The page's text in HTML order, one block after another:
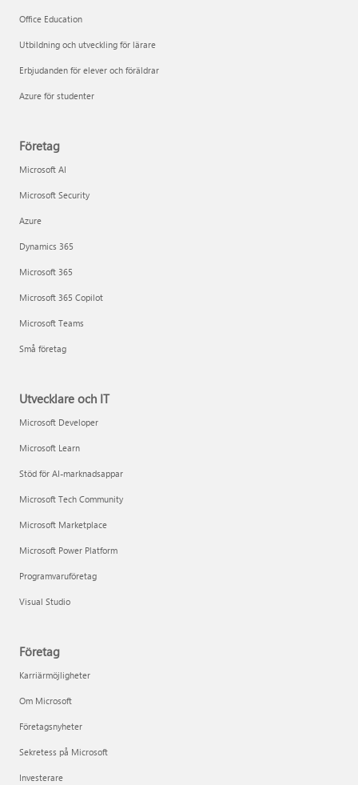
Office Education
Utbildning och utveckling för lärare
Erbjudanden för elever och föräldrar
Azure för studenter
Företag
Microsoft AI
Microsoft Security
Azure
Dynamics 365
Microsoft 365
Microsoft 365 Copilot
Microsoft Teams
Små företag
Utvecklare och IT
Microsoft Developer
Microsoft Learn
Stöd för AI-marknadsappar
Microsoft Tech Community
Microsoft Marketplace
Microsoft Power Platform
Programvaruföretag
Visual Studio
Företag
Karriärmöjligheter
Om Microsoft
Företagsnyheter
Sekretess på Microsoft
Investerare